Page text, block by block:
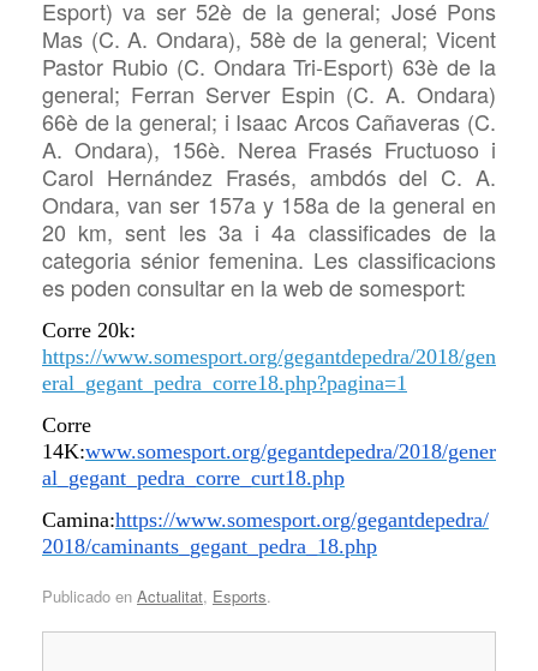
Esport) va ser 52è de la general; José Pons
Mas (C. A. Ondara), 58è de la general; Vicent
Pastor Rubio (C. Ondara Tri-Esport) 63è de la
general; Ferran Server Espin (C. A. Ondara)
66è de la general; i Isaac Arcos Cañaveras (C.
A. Ondara), 156è. Nerea Frasés Fructuoso i
Carol Hernández Frasés, ambdós del C. A.
Ondara, van ser 157a y 158a de la general en
20 km, sent les 3a i 4a classificades de la
categoria sénior femenina. Les classificacions
es poden consultar en la web de somesport:
Corre 20k:
https://www.somesport.org/gegantdepedra/2018/gen
eral_gegant_pedra_corre18.php?pagina=1
Corre
14K:www.somesport.org/gegantdepedra/2018/gener
al_gegant_pedra_corre_curt18.php
Camina:https://www.somesport.org/gegantdepedra/
2018/caminants_gegant_pedra_18.php
Publicado en Actualitat, Esports.